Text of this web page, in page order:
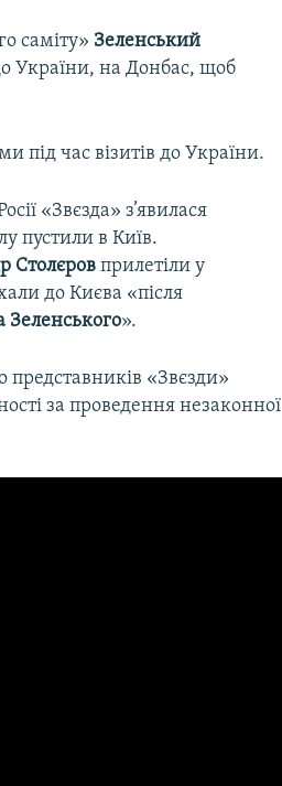
саміту» Зеленський
України, на Донбас, щоб
під час візитів до України.
«Звєзда» з’явилася
пустили в Київ.
Столєров прилетіли у
до Києва «після
».
«Звєзди»
за проведення незаконної